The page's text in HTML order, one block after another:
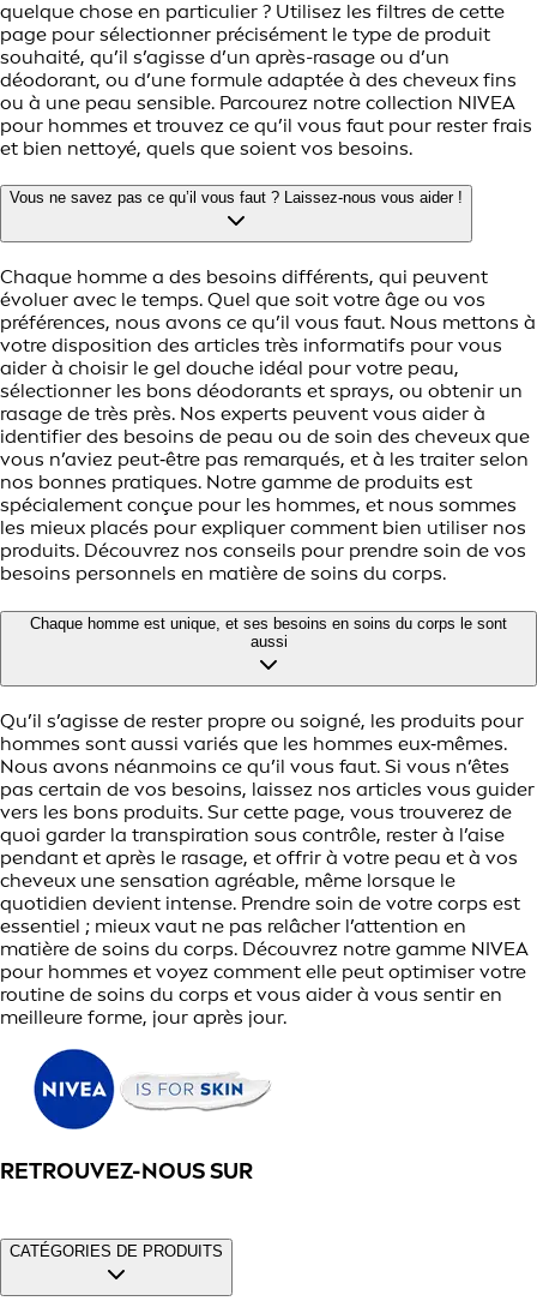
quelque chose en particulier ? Utilisez les filtres de cette
page pour sélectionner précisément le type de produit
souhaité, qu’il s’agisse d’un après-rasage ou d’un
déodorant, ou d’une formule adaptée à des cheveux fins
ou à une peau sensible. Parcourez notre collection NIVEA
pour hommes et trouvez ce qu’il vous faut pour rester frais
et bien nettoyé, quels que soient vos besoins.
Vous ne savez pas ce qu’il vous faut ? Laissez-nous vous aider !
Chaque homme a des besoins différents, qui peuvent
évoluer avec le temps. Quel que soit votre âge ou vos
préférences, nous avons ce qu’il vous faut. Nous mettons à
votre disposition des articles très informatifs pour vous
aider à choisir le gel douche idéal pour votre peau,
sélectionner les bons déodorants et sprays, ou obtenir un
rasage de très près. Nos experts peuvent vous aider à
identifier des besoins de peau ou de soin des cheveux que
vous n’aviez peut‑être pas remarqués, et à les traiter selon
nos bonnes pratiques. Notre gamme de produits est
spécialement conçue pour les hommes, et nous sommes
les mieux placés pour expliquer comment bien utiliser nos
produits. Découvrez nos conseils pour prendre soin de vos
besoins personnels en matière de soins du corps.
Chaque homme est unique, et ses besoins en soins du corps le sont
aussi
Qu’il s’agisse de rester propre ou soigné, les produits pour
hommes sont aussi variés que les hommes eux‑mêmes.
Nous avons néanmoins ce qu’il vous faut. Si vous n’êtes
pas certain de vos besoins, laissez nos articles vous guider
vers les bons produits. Sur cette page, vous trouverez de
quoi garder la transpiration sous contrôle, rester à l’aise
pendant et après le rasage, et offrir à votre peau et à vos
cheveux une sensation agréable, même lorsque le
quotidien devient intense. Prendre soin de votre corps est
essentiel ; mieux vaut ne pas relâcher l’attention en
matière de soins du corps. Découvrez notre gamme NIVEA
pour hommes et voyez comment elle peut optimiser votre
routine de soins du corps et vous aider à vous sentir en
meilleure forme, jour après jour.
RETROUVEZ-NOUS SUR
CATÉGORIES DE PRODUITS